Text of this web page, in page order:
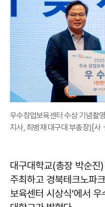
우수창업보육센터 수상 기념촬
지사, 최병재 대구대 부총장)[사
대구대학교(총장 박순진
주최하고 경북테크노파
보육센터 시상식’에서